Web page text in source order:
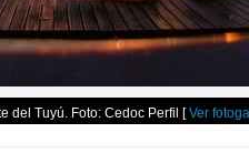
del Tuyú. Foto: Cedoc Perfil [Ver